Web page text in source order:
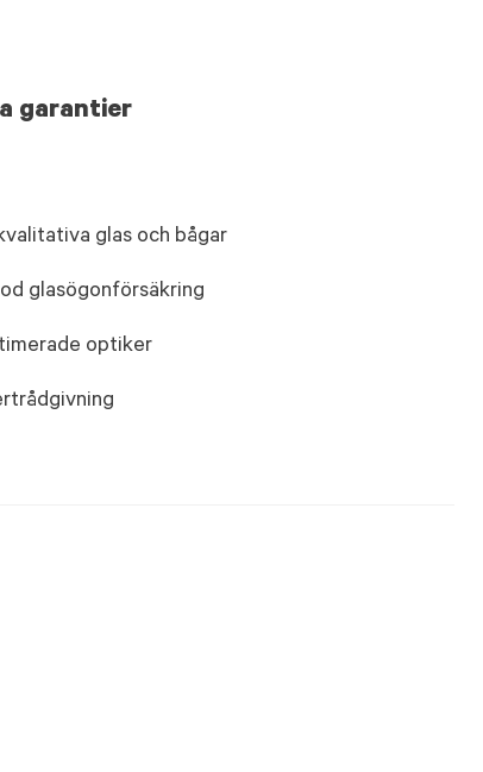
garantier
glas och bågar
glasögonförsäkring
optiker